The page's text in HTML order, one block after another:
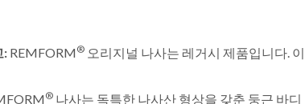
: REMFORM® 오리지널 나사는 레거시 제품입니다.
® 나사는 독특한 나사산 형상을 갖춘 둥근 바